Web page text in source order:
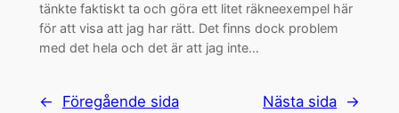
tänkte faktiskt ta och göra ett litet räkneexempel här
för att visa att jag har rätt. Det finns dock problem
med det hela och det är att jag inte…
← Föregående sida Nästa sida →